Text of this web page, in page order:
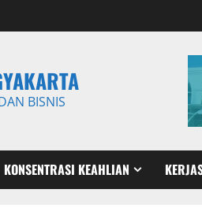
BISNIS
KONSENTRASI KEAHLIAN